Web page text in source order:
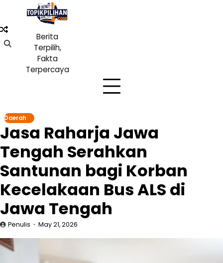
content
Berita
Terpilih,
Fakta
Terpercaya
Daerah
Jasa Raharja Jawa
Tengah Serahkan
Santunan bagi Korban
Kecelakaan Bus ALS di
Jawa Tengah
Penulis May 21, 2026